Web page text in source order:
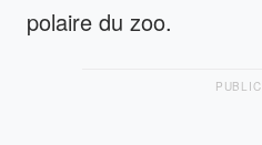
polaire du zoo.